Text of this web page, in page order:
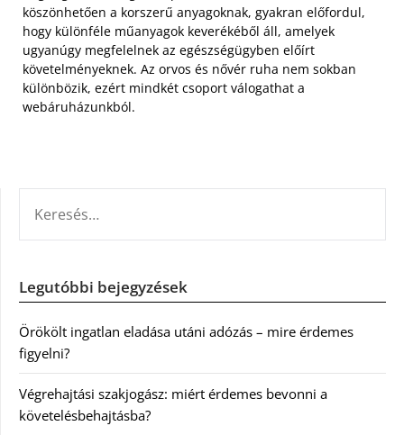
köszönhetően a korszerű anyagoknak, gyakran előfordul,
hogy különféle műanyagok keverékéből áll, amelyek
ugyanúgy megfelelnek az egészségügyben előírt
követelményeknek. Az orvos és nővér ruha nem sokban
különbözik, ezért mindkét csoport válogathat a
webáruházunkból.
Legutóbbi bejegyzések
Örökölt ingatlan eladása utáni adózás – mire érdemes
figyelni?
Végrehajtási szakjogász: miért érdemes bevonni a
követelésbehajtásba?